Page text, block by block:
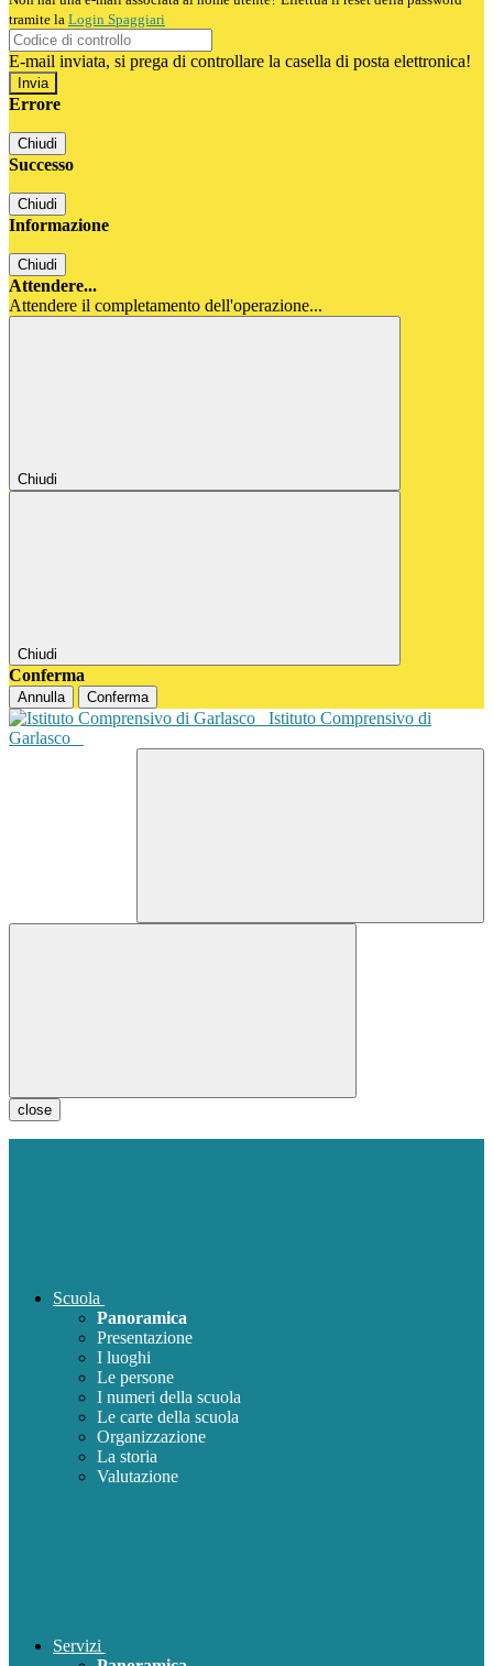
tramite la Login Spaggiari
E-mail inviata, si prega di controllare la casella di posta elettronica!
Errore
Chiudi
Successo
Chiudi
Informazione
Chiudi
Attendere...
Attendere il completamento dell'operazione...
Chiudi
Chiudi
Conferma
Annulla Conferma
Istituto Comprensivo di
Garlasco
close
Scuola
Panoramica
Presentazione
I luoghi
Le persone
I numeri della scuola
Le carte della scuola
Organizzazione
La storia
Valutazione
Servizi